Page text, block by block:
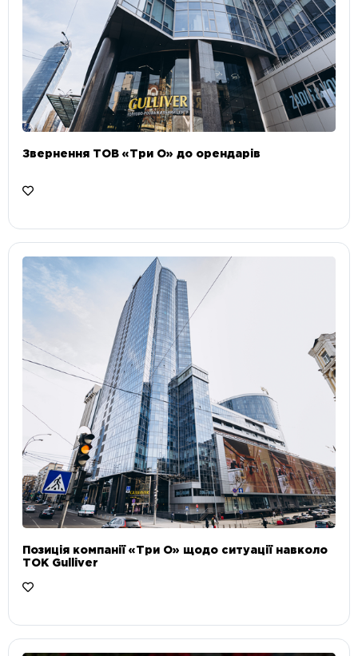
Звернення ТОВ «Три О» до орендарів
Позиція компанії «Три О» щодо ситуації навколо
ТОК Gulliver